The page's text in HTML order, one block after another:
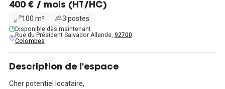
400 € / mois (HT/HC)
100 m² 3 postes
Disponible dès maintenant
Rue du Président Salvador Allende, 92700
Colombes
Description de l'espace
Cher potentiel locataire,